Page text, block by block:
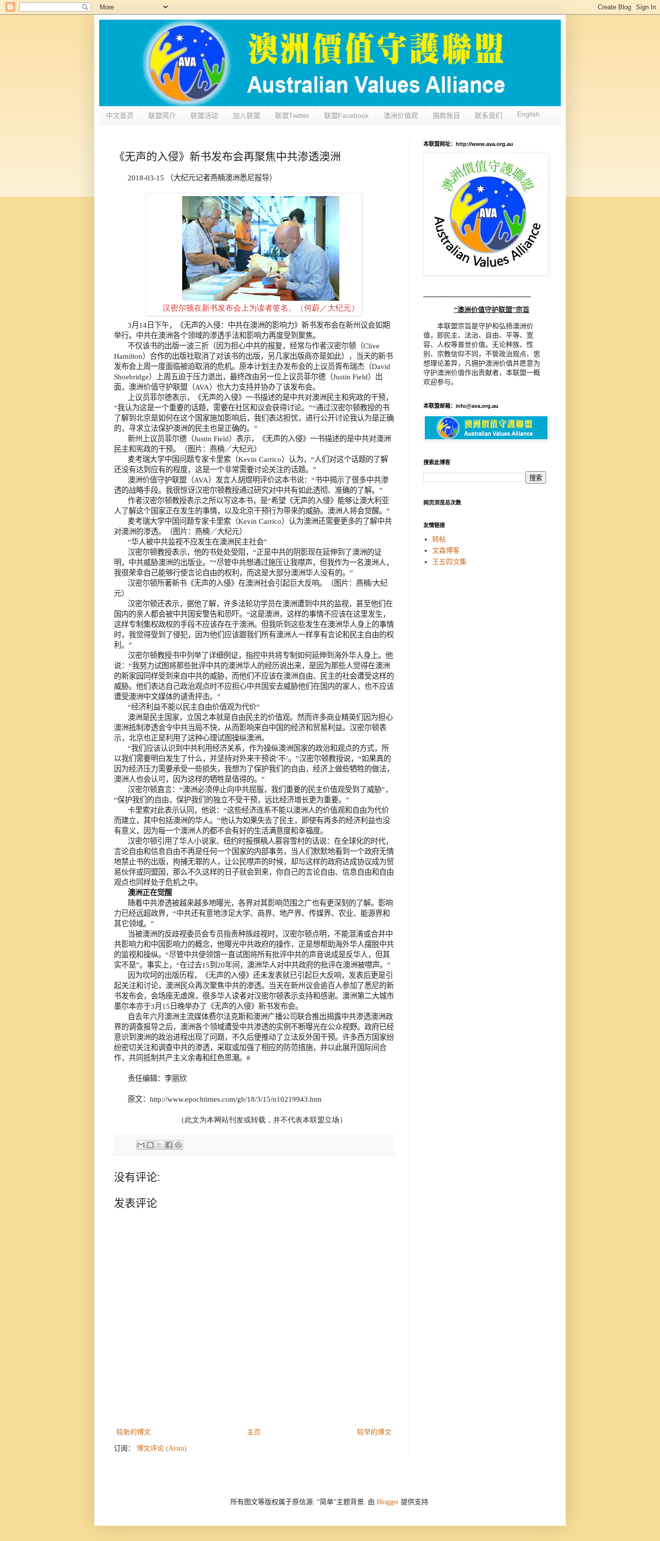
中文首页 联盟简介 联盟活动 加入联盟 联盟Twitter 联盟Facebook 澳洲价值观 捐款账目 联系我们 English
《无声的入侵》新书发布会再聚焦中共渗透澳洲
2018-03-15 （大纪元记者燕楠澳洲悉尼报导）
汉密尔顿在新书发布会上为读者签名。（何蔚／大纪元）
3月 14日下午，《无声的入侵：中共在澳洲的影响力》新书发布会在新州议会如期
举行。中共在澳洲各个领域的渗透手法和影响力再度受到聚焦。
不仅该书的出版一波三折（因为担心中共的报复，经常与作者汉密尔顿（Clive
Hamilton）合作的出版社取消了对该书的出版，另几家出版商亦是如此），当天的新书
发布会上周一度面临被迫取消的危机。原本计划主办发布会的上议员胥布瑞杰（David
Shoebridge）上周五迫于压力退出，最终改由另一位上议员菲尔德（Justin Field）出
面，澳洲价值守护联盟（AVA）也大力支持并协办了该发布会。
上议员菲尔德表示，《无声的入侵》一书描述的是中共对澳洲民主和宪政的干预，
“我认为这是一个重要的话题，需要在社区和议会获得讨论。”“通过汉密尔顿教授的书
了解到北京是如何在这个国家施加影响后，我们表达担忧，进行公开讨论我认为是正确
的，寻求立法保护澳洲的民主也是正确的。”
新州上议员菲尔德（Justin Field）表示，《无声的入侵》一书描述的是中共对澳洲
民主和宪政的干预。（图片：燕楠／大纪元）
麦考瑞大学中国问题专家卡里索（Kevin Carrico）认为，“人们对这个话题的了解
还没有达到应有的程度，这是一个非常需要讨论关注的话题。”
澳洲价值守护联盟（AVA）发言人胡煜明评价这本书说：“书中揭示了很多中共渗
透的战略手段。我很惊讶汉密尔顿教授通过研究对中共有如此透彻、准确的了解。”
作者汉密尔顿教授表示之所以写这本书，是“希望《无声的入侵》能够让澳大利亚
人了解这个国家正在发生的事情，以及北京干预行为带来的威胁。澳洲人将会觉醒。”
麦考瑞大学中国问题专家卡里索（Kevin Carrico）认为澳洲还需要更多的了解中共
对澳洲的渗透。（图片：燕楠／大纪元）
“华人被中共监视不应发生在澳洲民主社会”
汉密尔顿教授表示，他的书处处受阻，“正是中共的阴影现在延伸到了澳洲的证
明，中共威胁澳洲的出版业。”“尽管中共想通过施压让我噤声，但我作为一名澳洲人，
我很荣幸自己能够行使言论自由的权利，而这是大部分澳洲华人没有的。”
汉密尔顿所著新书《无声的入侵》在澳洲社会引起巨大反响。（图片：燕楠/大纪
元）
汉密尔顿还表示，据他了解，许多法轮功学员在澳洲遭到中共的监视，甚至他们在
国内的亲人都会被中共国安警告和恐吓。“这是澳洲，这样的事情不应该在这里发生，
这样专制集权政权的手段不应该存在于澳洲。但我听到这些发生在澳洲华人身上的事情
时，我觉得受到了侵犯，因为他们应该跟我们所有澳洲人一样享有言论和民主自由的权
利。”
汉密尔顿教授书中列举了详细例证，指控中共将专制如何延伸到海外华人身上。他
说：“我努力试图将那些批评中共的澳洲华人的经历说出来，是因为那些人觉得在澳洲
的新家园同样受到来自中共的威胁，而他们不应该在澳洲自由、民主的社会遭受这样的
威胁。他们表达自己政治观点时不应担心中共国安去威胁他们在国内的家人，也不应该
遭受澳洲中文媒体的谴责抨击。”
“经济利益不能以民主自由价值观为代价”
澳洲是民主国家，立国之本就是自由民主的价值观。然而许多商业精英们因为担心
澳洲抵制渗透会令中共当局不快，从而影响来自中国的经济和贸易利益。汉密尔顿表
示，北京也正是利用了这种心理试图操纵澳洲。
“我们应该认识到中共利用经济关系，作为操纵澳洲国家的政治和观点的方式，所
以我们需要明白发生了什么，并坚持对外来干预说‘不’。”汉密尔顿教授说，“如果真的
因为经济压力需要承受一些损失，我想为了保护我们的自由，经济上做些牺牲的做法，
澳洲人也会认可，因为这样的牺牲是值得的。”
汉密尔顿直言：“澳洲必须停止向中共屈服，我们重要的民主价值观受到了威胁”，
“保护我们的自由，保护我们的独立不受干预，远比经济增长更为重要。”
卡里索对此表示认同，他说：“这些经济连系不能以澳洲人的价值观和自由为代价
而建立，其中包括澳洲的华人。”他认为如果失去了民主，即使有再多的经济利益也没
有意义，因为每一个澳洲人的都不会有好的生活满意度和幸福度。
汉密尔顿引用了华人小说家、纽约时报撰稿人慕容雪村的话说：在全球化的时代，
言论自由和信息自由不再是任何一个国家的内部事务，当人们默默地看到一个政府无情
地禁止书的出版，拘捕无罪的人，让公民噤声的时候，却与这样的政府达成协议成为贸
易伙伴或同盟国，那么不久这样的日子就会到来，你自己的言论自由、信息自由和自由
观点也同样处于危机之中。
澳洲正在觉醒
随着中共渗透被越来越多地曝光，各界对其影响范围之广也有更深刻的了解。影响
力已经远超政界，“中共还有意地涉足大学、商界、地产界、传媒界、农业、能源界和
其它领域。”
当被澳洲的反歧视委员会专员指责种族歧视时，汉密尔顿点明，不能混淆或合并中
共影响力和中国影响力的概念，他曝光中共政府的操作，正是想帮助海外华人摆脱中共
的监视和操纵。“尽管中共使领馆一直试图将所有批评中共的声音说成是反华人，但其
实不是”。事实上，“在过去15到 20年间，澳洲华人对中共政府的批评在澳洲被噤声。”
因为坎坷的出版历程，《无声的入侵》还未发表就已引起巨大反响，发表后更是引
起关注和讨论，澳洲民众再次聚焦中共的渗透。当天在新州议会逾百人参加了悉尼的新
书发布会，会场座无虚席，很多华人读者对汉密尔顿表示支持和感谢。澳洲第二大城市
墨尔本亦于3月 15 日晚举办了《无声的入侵》新书发布会。
自去年六月澳洲主流媒体费尔法克斯和澳洲广播公司联合推出揭露中共渗透澳洲政
界的调查报导之后，澳洲各个领域遭受中共渗透的实例不断曝光在公众视野。政府已经
意识到澳洲的政治进程出现了问题，不久后便推动了立法反外国干预。许多西方国家纷
纷密切关注和调查中共的渗透，采取或加强了相应的防范措施，并以此展开国际间合
作，共同抵制共产主义余毒和红色思潮。 #
责任编辑：李丽欣
原文： http://www.epochtimes.com/gb/18/3/15/n10219943.htm
（此文为本网站刊发或转载，并不代表本联盟立场）
没有评论:
发表评论
较新的博文 较早的博文
主页
订阅： 博文评论 (Atom)
本联盟网址：http://www.ava.org.au
.........................................................................
“澳洲价值守护联盟”宗旨
本联盟宗旨是守护和弘扬澳洲价
值，即民主、法治、自由、平等、宽
容、人权等普世价值。无论种族、性
别、宗教信仰不同，不管政治观点、思
想理论差异，凡拥护澳洲价值并愿意为
守护澳洲价值作出贡献者，本联盟一概
欢迎参与。
本联盟邮箱：info@ava.org.au
搜索此博客
网页浏览总次数
友情链接
转帖
文森博客
王五四文集
所有图文等版权属于原信源. “简单”主题背景. 由 Blogger提供支持.